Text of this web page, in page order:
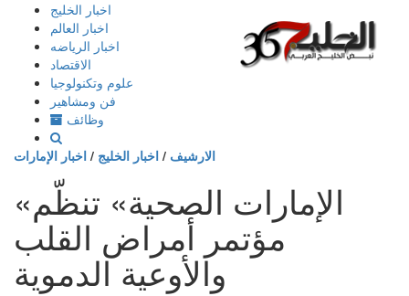
إذهب
المحتوى
اخبار الخليج
اخبار العالم
اخبار الرياضه
الاقتصاد
علوم وتكنولوجيا
فن ومشاهير
وظائف
الارشيف / اخبار الخليج / اخبار الإمارات
«الإمارات الصحية» تنظّم
مؤتمر أمراض القلب
والأوعية الدموية